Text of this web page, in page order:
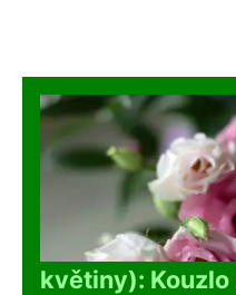
květiny): Kouzlo